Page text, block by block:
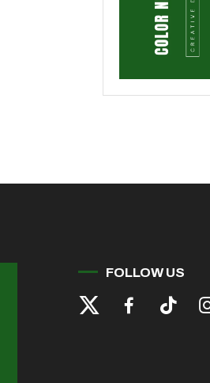
FOLLOW US